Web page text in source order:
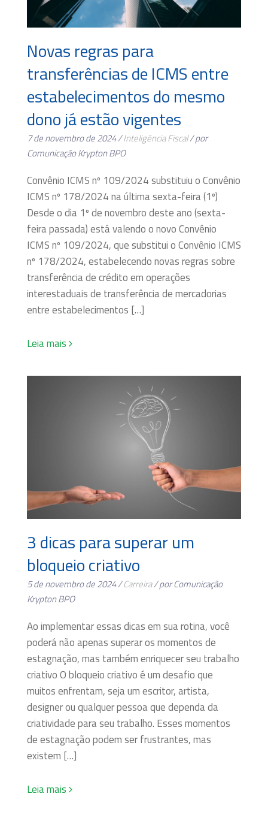
Novas regras para
transferências de ICMS entre
estabelecimentos do mesmo
dono já estão vigentes
7 de novembro de 2024 /Inteligência Fiscal/ por
Comunicação Krypton BPO
Convênio ICMS nº 109/2024 substituiu o Convênio
ICMS nº 178/2024 na última sexta-feira (1º)
Desde o dia 1º de novembro deste ano (sexta-
feira passada) está valendo o novo Convênio
ICMS nº 109/2024, que substitui o Convênio ICMS
nº 178/2024, estabelecendo novas regras sobre
transferência de crédito em operações
interestaduais de transferência de mercadorias
entre estabelecimentos […]
Leia mais
3 dicas para superar um
bloqueio criativo
5 de novembro de 2024 /Carreira/ por Comunicação
Krypton BPO
Ao implementar essas dicas em sua rotina, você
poderá não apenas superar os momentos de
estagnação, mas também enriquecer seu trabalho
criativo O bloqueio criativo é um desafio que
muitos enfrentam, seja um escritor, artista,
designer ou qualquer pessoa que dependa da
criatividade para seu trabalho. Esses momentos
de estagnação podem ser frustrantes, mas
existem […]
Leia mais